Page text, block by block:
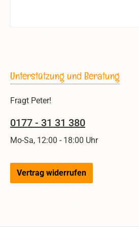
Unterstützung und Beratung
Fragt Peter!
0177 - 31 31 380
Mo-Sa, 12:00 - 18:00 Uhr
Vertrag widerrufen